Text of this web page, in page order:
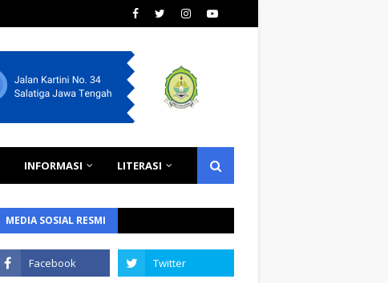
INFORMASI LITERASI
MEDIA SOSIAL RESMI